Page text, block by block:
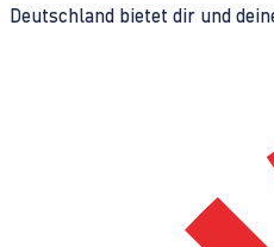
Deutschland bietet dir und